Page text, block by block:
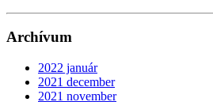
Archívum
2022 január
2021 december
2021 november